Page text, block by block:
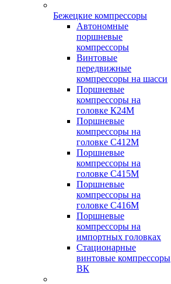
Бежецкие компрессоры
Автономные
поршневые
компрессоры
Винтовые
передвижные
компрессоры на шасси
Поршневые
компрессоры на
головке К24М
Поршневые
компрессоры на
головке С412М
Поршневые
компрессоры на
головке С415М
Поршневые
компрессоры на
головке С416М
Поршневые
компрессоры на
импортных головках
Стационарные
винтовые компрессоры
ВК